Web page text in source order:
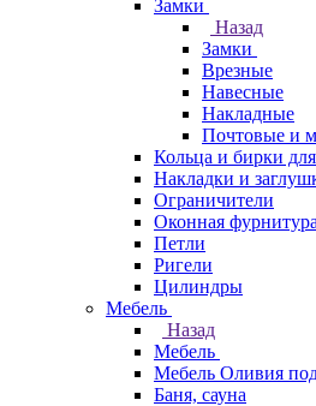
Замки
Назад
Замки
Врезные
Навесные
Накладные
Почтовые и
Кольца и бирки
Накладки и
Ограничители
Оконная фурнитура
Петли
Ригели
Цилиндры
Мебель
Назад
Мебель
Мебель Оливия под
Баня, сауна